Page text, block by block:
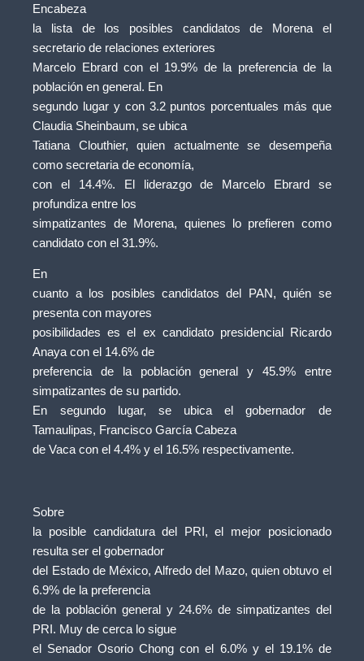
Encabeza
la lista de los posibles candidatos de Morena el
secretario de relaciones exteriores
Marcelo Ebrard con el 19.9% de la preferencia de la
población en general. En
segundo lugar y con 3.2 puntos porcentuales más que
Claudia Sheinbaum, se ubica
Tatiana Clouthier, quien actualmente se desempeña
como secretaria de economía,
con el 14.4%. El liderazgo de Marcelo Ebrard se
profundiza entre los
simpatizantes de Morena, quienes lo prefieren como
candidato con el 31.9%.
En
cuanto a los posibles candidatos del PAN, quién se
presenta con mayores
posibilidades es el ex candidato presidencial Ricardo
Anaya con el 14.6% de
preferencia de la población general y 45.9% entre
simpatizantes de su partido.
En segundo lugar, se ubica el gobernador de
Tamaulipas, Francisco García Cabeza
de Vaca con el 4.4% y el 16.5% respectivamente.
Sobre
la posible candidatura del PRI, el mejor posicionado
resulta ser el gobernador
del Estado de México, Alfredo del Mazo, quien obtuvo el
6.9% de la preferencia
de la población general y 24.6% de simpatizantes del
PRI. Muy de cerca lo sigue
el Senador Osorio Chong con el 6.0% y el 19.1% de